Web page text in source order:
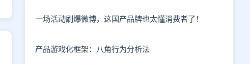
一场活动刷爆微博，这国产品牌也太懂消费者了！
产品游戏化框架：八角行为分析法